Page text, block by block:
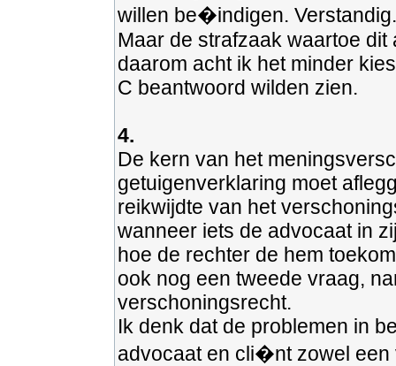
willen be�indigen. Verstandig.
Maar de strafzaak waartoe
daarom acht ik het minder
C beantwoord wilden zien.
4.
De kern van het
getuigenverklaring moet
reikwijdte van het
wanneer iets de advocaat in
hoe de rechter de hem
ook nog een tweede vraag,
verschoningsrecht.
Ik denk dat de problemen in
advocaat en cli�nt zowel